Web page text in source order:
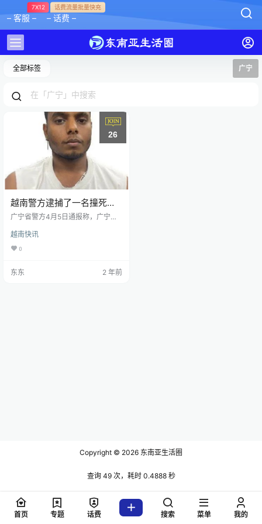
– 客服 –
7X12
– 话费 –
话费流量批量快充
全部标签 广宁
26
越南警方逮捕了一名撞死中
国人后逃跑的印度人
广宁省警方4月5日通报称，广宁省
察院以“道路交通违规罪”起诉被告S
harma Rohit（1998年出生于印
áy）某街道，Sharma Rohit驾驶一
越南快讯
0
东东 2 年前
Copyright © 2026 东南亚生活圈
查询 49 次，耗时 0.4888 秒
首页 专题 话费 搜索 菜单 我的